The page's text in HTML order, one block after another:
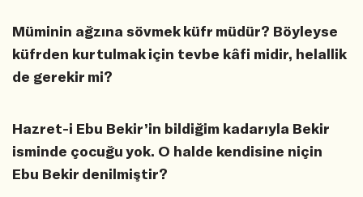
Müminin ağzına sövmek küfr müdür? Böyleyse
küfrden kurtulmak için tevbe kâfi midir, helallik
de gerekir mi?
Hazret-i Ebu Bekir’in bildiğim kadarıyla Bekir
isminde çocuğu yok. O halde kendisine niçin
Ebu Bekir denilmiştir?